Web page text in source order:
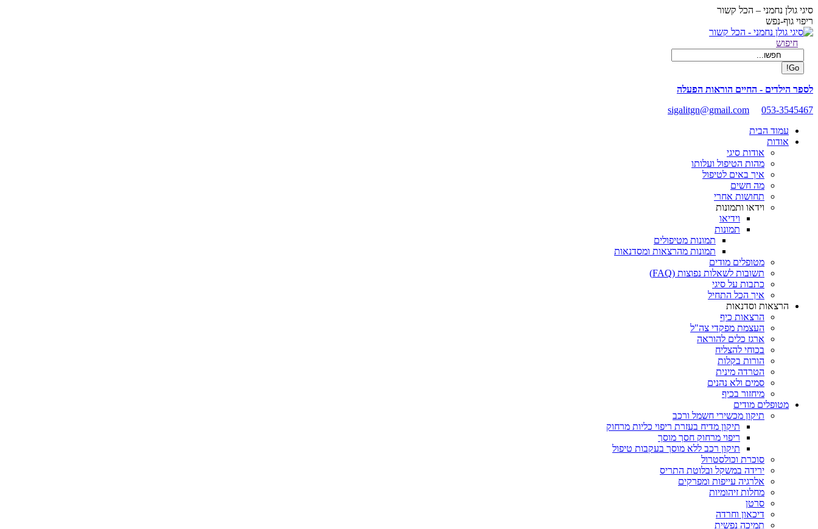
Skip
to
content
סיגי גולן נחמני – הכל קשור
ריפוי גוף-נפש
Facebook
opens
new
window
Search:
חיפוש
לספר הילדים - החיים הוראות הפעלה
sigalitgn@gmail.com
053-3545467
עמוד הבית
אודות
אודות סיגי
מהות הטיפול ועלותו
איך באים לטיפול
מה חשים
תחושות אחרי
וידאו ותמונות
וידיאו
תמונות
תמונות מטיפולים
תמונות מהרצאות ומסדנאות
מטופלים מודים
תשובות לשאלות נפוצות (FAQ)
כתבות על סיגי
איך הכל התחיל
הרצאות וסדנאות
הרצאות כיף
העצמת מפקדי צה"ל
ארגז כלים להוראה
בכוחי להצליח
הורות בקלות
הטרדה מינית
סמים ולא נהנים
מיחזור בכיף
מטופלים מודים
תיקון מכשירי חשמל ורכב
תיקון מדיח בעזרת ריפוי כליות מרחוק
ריפוי מרחוק חסך מוסך
תיקון רכב ללא מוסך בעקבות טיפול
סוכרת וכולסטרול
ירידה במשקל ובלוטת התריס
אלרגיה עייפות ומפרקים
מחלות זיהומיות
סרטן
דיכאון וחרדה
תמיכה נפשית